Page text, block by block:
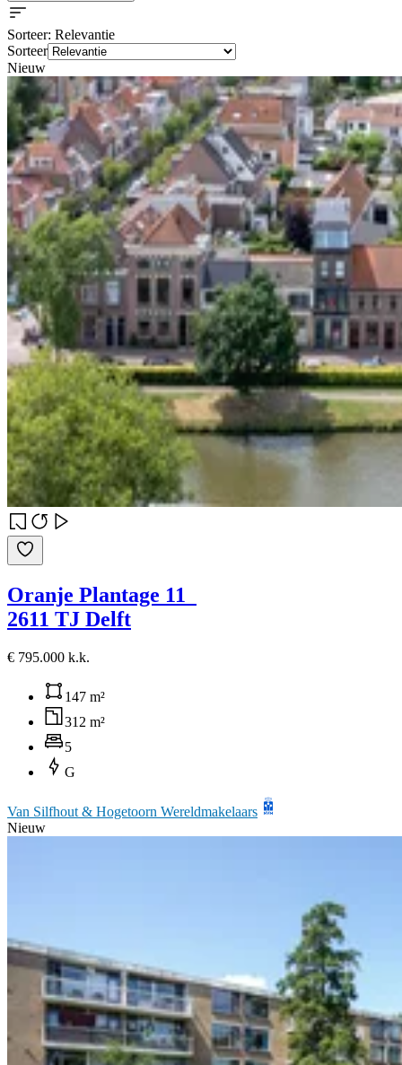
Sorteer: Relevantie
Sorteer
Nieuw
Oranje Plantage 11
2611 TJ Delft
€ 795.000 k.k.
147 m²
312 m²
5
G
Van Silfhout & Hogetoorn Wereldmakelaars
Nieuw